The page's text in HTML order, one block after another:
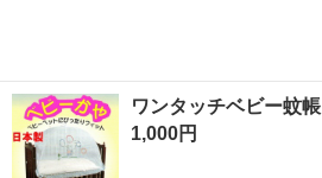
ワンタッチベビー蚊帳
1,000円